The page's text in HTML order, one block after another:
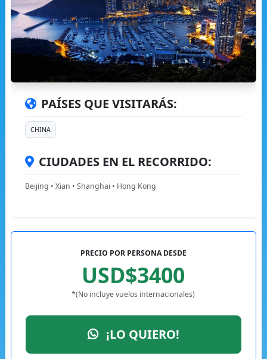
PAÍSES QUE VISITARÁS:
CHINA
CIUDADES EN EL RECORRIDO:
Beijing • Xian • Shanghai • Hong Kong
PRECIO POR PERSONA DESDE
USD$3400
*(No incluye vuelos internacionales)
¡LO QUIERO!